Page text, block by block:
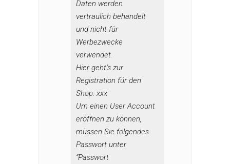
Daten werden
vertraulich behandelt
und nicht für
Werbezwecke
verwendet.
Hier geht’s zur
Registration für den
Shop: xxx
Um einen User Account
eröffnen zu können,
müssen Sie folgendes
Passwort unter
“Passwort